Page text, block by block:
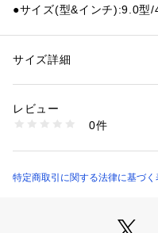
●サイズ(型&インチ):9.0型/
●スタンドタイプのキャディ
出し入れしやすいポケット
●シンプルなデザインの為
なる場合がございます。
性別：レディース
商品番号：
10853665601 （ショップ）
サイズ詳細
レビュー
0件
特定商取引に関する法律に基づく